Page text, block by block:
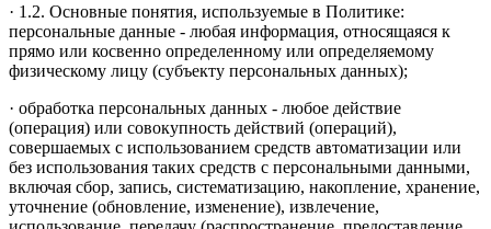
· 1.2. Основные понятия, используемые в Политике:
персональные данные - любая информация, относящаяся к
прямо или косвенно определенному или определяемому
физическому лицу (субъекту персональных данных);
· обработка персональных данных - любое действие
(операция) или совокупность действий (операций),
совершаемых с использованием средств автоматизации или
без использования таких средств с персональными данными,
включая сбор, запись, систематизацию, накопление, хранение,
уточнение (обновление, изменение), извлечение,